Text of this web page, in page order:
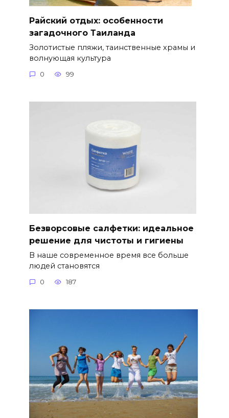
Райский отдых: особенности
загадочного Таиланда
Золотистые пляжи, таинственные храмы и
волнующая культура
0 99
Безворсовые салфетки: идеальное
решение для чистоты и гигиены
В наше современное время все больше
людей становятся
0 187